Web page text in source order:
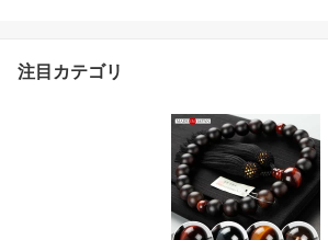
注目カテゴリ